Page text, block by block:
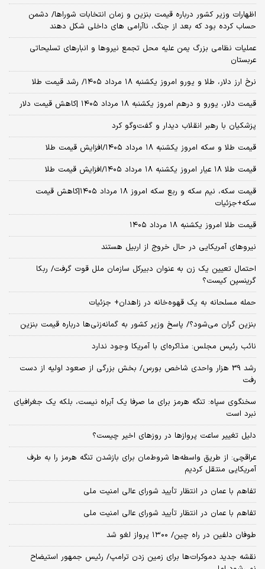
اظهارات وزیر کشور درباره قیمت بنزین و زمان انتخابات شوراها/ دشمن
حساب کرده بود که بعد از جنگ، ناآرامی‌ های داخلی شکل دهند
عملیات نظامی بزرگ یمن علیه محل تجمع نیروها و انبارهای تسلیحاتی
عربستان
نرخ ارز دلار، طلا و یورو امروز یکشنبه ۱۸ مرداد ۱۴۰۵/ رشد قیمت طلا
قیمت دلار، یورو و درهم امروز یکشنبه ۱۸ مرداد ۱۴۰۵ |کاهش قیمت دلار
پزشکیان با رهبر انقلاب دیدار و گفت‌وگو کرد
قیمت طلا و سکه امروز یکشنبه ۱۸ مرداد ۱۴۰۵/افزایش قیمت طلا
قیمت طلا ۱۸ عیار امروز یکشنبه ۱۸ مرداد ۱۴۰۵/افزایش قیمت طلا
قیمت سکه، نیم سکه و ربع سکه امروز ۱۸ مرداد ۱۴۰۵|کاهش قیمت
سکه+جزئیات
قیمت طلا امروز یکشنبه ۱۸ مرداد ۱۴۰۵
نیروهای آمریکایی در حال خروج از اربیل هستند
احتمال تعیین یک زن به عنوان دبیرکل سازمان ملل قوت گرفت/ ربکا
گرینسپن کیست؟
حمله مسلحانه به یک قهوه‌خانه در زاهدان+ جزئیات
بنزین گران می‌شود؟/ پاسخ وزیر کشور به گمانه‌زنی‌ها درباره قیمت بنزین
نائب رئیس مجلس: مذاکره‌ای با آمریکا وجود ندارد
رشد 39 هزار واحدی شاخص بورس/ بخش بزرگی از صعود اولیه از دست
رفت
سخنگوی سپاه: تنگه هرمز برای ما صرفا یک آبراه نیست، بلکه یک جغرافیای
نبرد است
دلیل تغییر ساعت پروازها در روزهای اخیر چیست؟
عراقچی: از طریق واسطه‌ها شروط‌مان برای بازشدن تنگه هرمز را به طرف
آمریکایی منتقل کردیم
تفاهم با عمان در انتظار تأیید شورای عالی امنیت ملی
تفاهم با عمان در انتظار تأیید شورای عالی امنیت ملی
طوفان دلفین در راه چین/ ۱۳۰۰ پرواز لغو شد
نقشه جدید دموکرات‌ها برای زمین زدن ترامپ/ رئیس جمهور استیضاح